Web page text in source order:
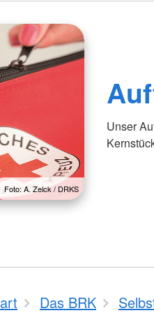
Foto: A. Zelck / DRKS
Unser
Das BRK